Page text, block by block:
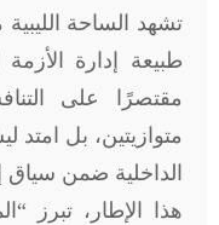
تشهد الساحة
طبيعة إدارة
مقتصرًا على
متوازيتين، بل
الداخلية ضمن